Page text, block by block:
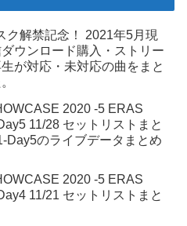
ク解禁記念！ 2021年5月現
ウンロード購入・ストリー
生が対応・未対応の曲をまと
2020 -5 ERAS
11/28 セットリストまと
Day5のライブデータまとめ
2020 -5 ERAS
11/21 セットリストまと